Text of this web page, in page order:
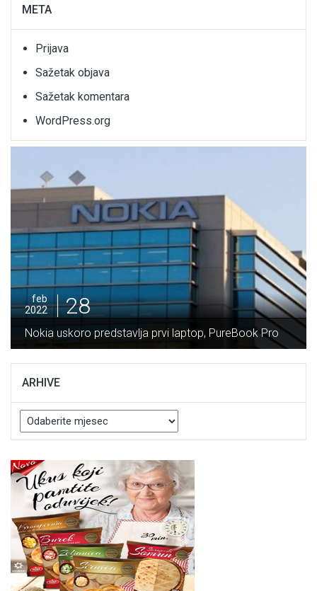
META
Prijava
Sažetak objava
Sažetak komentara
WordPress.org
feb
2022
28
Nokia uskoro predstavlja prvi laptop, PureBook Pro
ARHIVE
Arhive